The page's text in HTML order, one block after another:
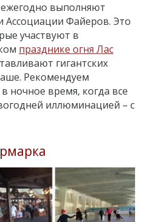
выполняют
Ассоциации Файеров. Это
участвуют в
празднике огня Лас
гигантских
Рекомендуем
ночное время, когда все
иллюминацией – с